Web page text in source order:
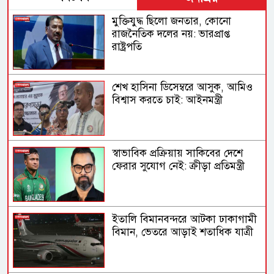
মুক্তিযুদ্ধ ছিলো জনতার, কোনো
রাজনৈতিক দলের নয়: ভারপ্রাপ্ত
রাষ্ট্রপতি
শেখ হাসিনা ডিসেম্বরে আসুক, আমিও
বিশ্বাস করতে চাই: আইনমন্ত্রী
স্বাভাবিক প্রক্রিয়ায় সাকিবের দেশে
ফেরার সুযোগ নেই: ক্রীড়া প্রতিমন্ত্রী
ইতালি বিমানবন্দরে আটকা ঢাকাগামী
বিমান, ভেতরে আড়াই শতাধিক যাত্রী